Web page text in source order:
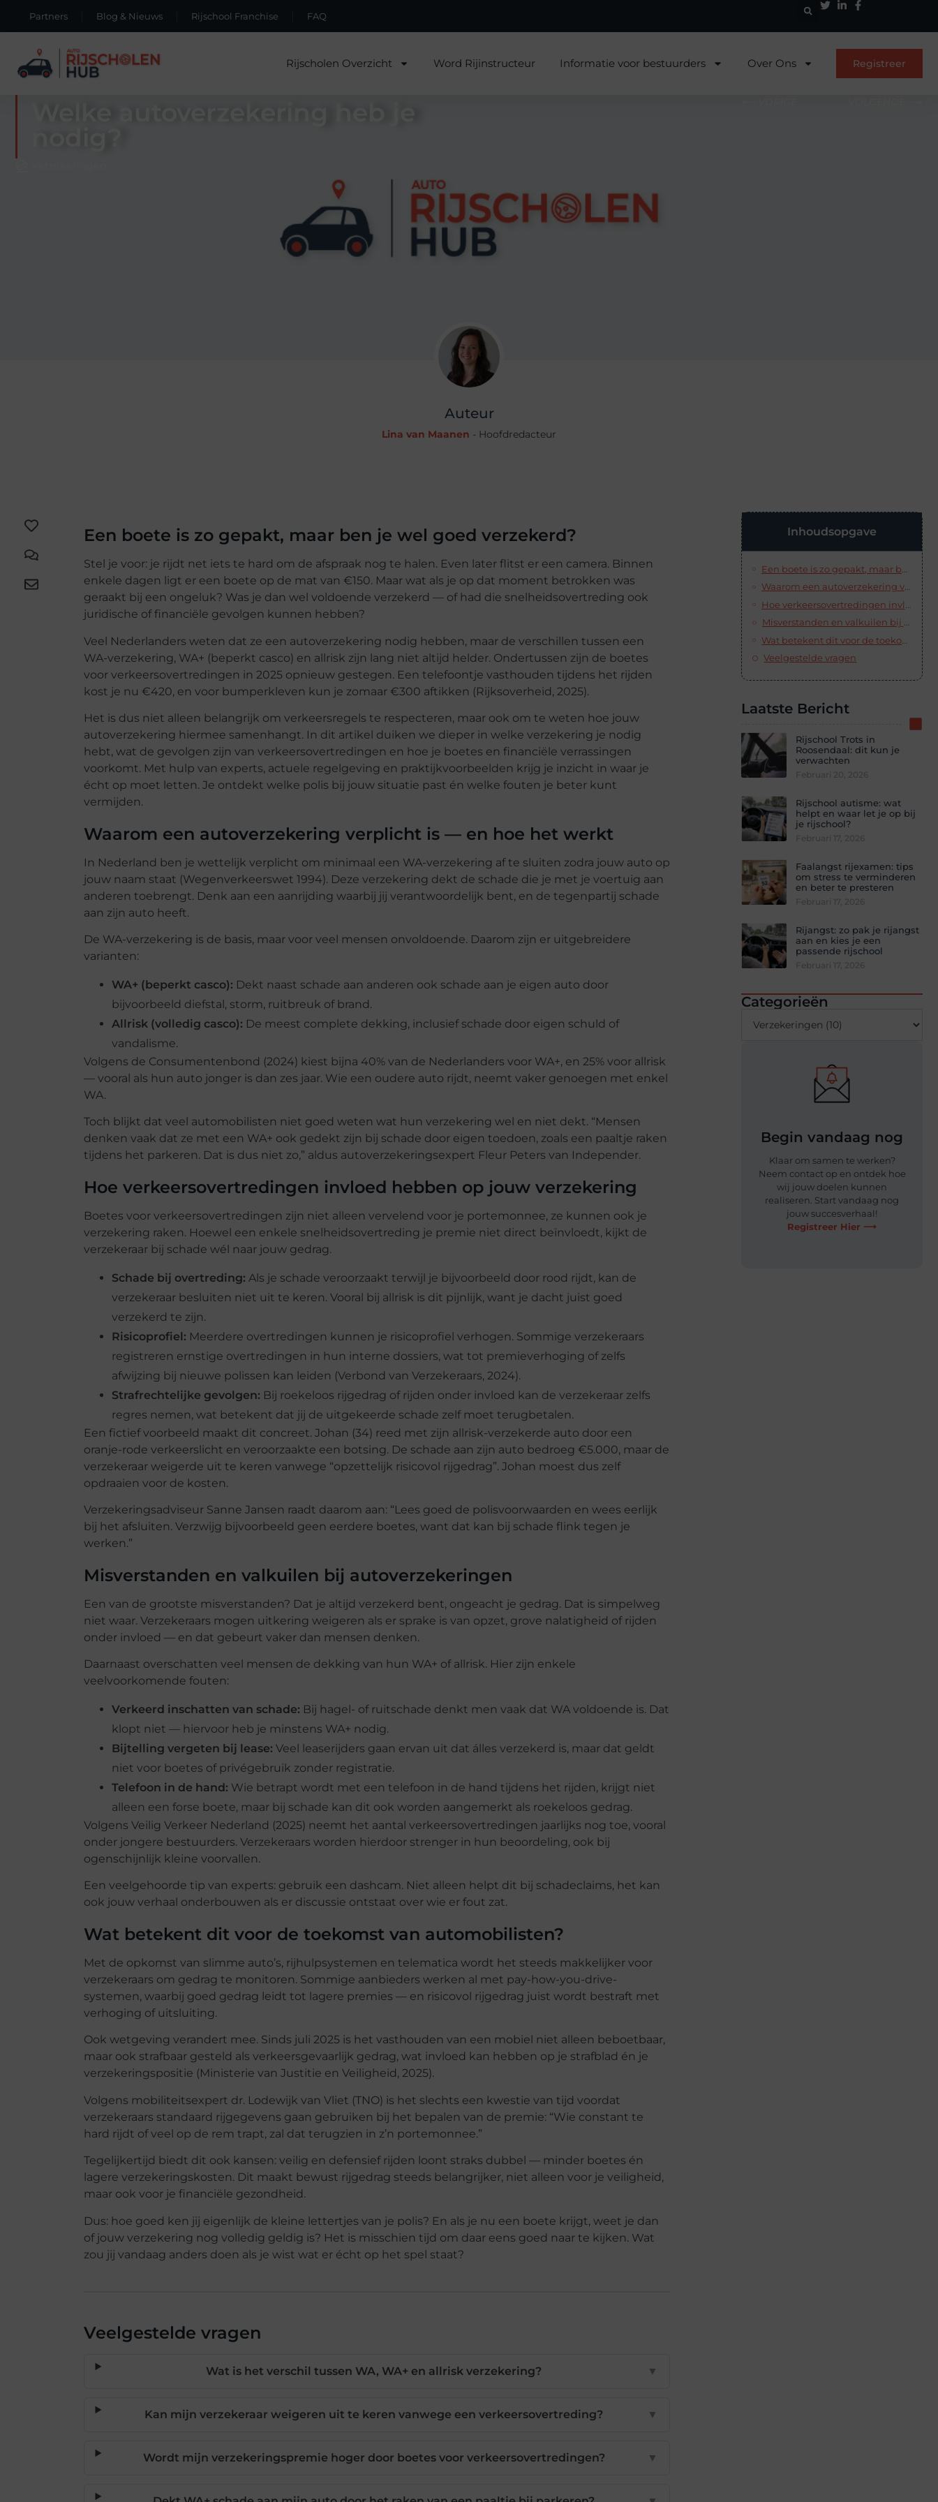
Partners Blog & Nieuws Rijschool Franchise FAQ
Rijscholen Overzicht Word Rijinstructeur Informatie voor bestuurders Over Ons Registreer
Auteur
Lina van Maanen - Hoofdredacteur
Een boete is zo gepakt, maar ben je wel goed verzekerd?
Stel je voor: je rijdt net iets te hard om de afspraak nog te halen. Even later flitst er een camera. Binnen
enkele dagen ligt er een boete op de mat van €150. Maar wat als je op dat moment betrokken was
geraakt bij een ongeluk? Was je dan wel voldoende verzekerd — of had die snelheidsovertreding ook
juridische of financiële gevolgen kunnen hebben?
Veel Nederlanders weten dat ze een autoverzekering nodig hebben, maar de verschillen tussen een
WA-verzekering, WA+ (beperkt casco) en allrisk zijn lang niet altijd helder. Ondertussen zijn de boetes
voor verkeersovertredingen in 2025 opnieuw gestegen. Een telefoontje vasthouden tijdens het rijden
kost je nu €420, en voor bumperkleven kun je zomaar €300 aftikken (Rijksoverheid, 2025).
Het is dus niet alleen belangrijk om verkeersregels te respecteren, maar ook om te weten hoe jouw
autoverzekering hiermee samenhangt. In dit artikel duiken we dieper in welke verzekering je nodig
hebt, wat de gevolgen zijn van verkeersovertredingen en hoe je boetes en financiële verrassingen
voorkomt. Met hulp van experts, actuele regelgeving en praktijkvoorbeelden krijg je inzicht in waar je
écht op moet letten. Je ontdekt welke polis bij jouw situatie past én welke fouten je beter kunt
vermijden.
Waarom een autoverzekering verplicht is — en hoe het werkt
In Nederland ben je wettelijk verplicht om minimaal een WA-verzekering af te sluiten zodra jouw auto op
jouw naam staat (Wegenverkeerswet 1994). Deze verzekering dekt de schade die je met je voertuig aan
anderen toebrengt. Denk aan een aanrijding waarbij jij verantwoordelijk bent, en de tegenpartij schade
aan zijn auto heeft.
De WA-verzekering is de basis, maar voor veel mensen onvoldoende. Daarom zijn er uitgebreidere
varianten:
WA+ (beperkt casco): Dekt naast schade aan anderen ook schade aan je eigen auto door
bijvoorbeeld diefstal, storm, ruitbreuk of brand.
Allrisk (volledig casco): De meest complete dekking, inclusief schade door eigen schuld of
vandalisme.
Volgens de Consumentenbond (2024) kiest bijna 40% van de Nederlanders voor WA+, en 25% voor allrisk
— vooral als hun auto jonger is dan zes jaar. Wie een oudere auto rijdt, neemt vaker genoegen met enkel
WA.
Toch blijkt dat veel automobilisten niet goed weten wat hun verzekering wel en niet dekt. “Mensen
denken vaak dat ze met een WA+ ook gedekt zijn bij schade door eigen toedoen, zoals een paaltje raken
tijdens het parkeren. Dat is dus niet zo,” aldus autoverzekeringsexpert Fleur Peters van Independer.
Hoe verkeersovertredingen invloed hebben op jouw verzekering
Boetes voor verkeersovertredingen zijn niet alleen vervelend voor je portemonnee, ze kunnen ook je
verzekering raken. Hoewel een enkele snelheidsovertreding je premie niet direct beïnvloedt, kijkt de
verzekeraar bij schade wél naar jouw gedrag.
Schade bij overtreding: Als je schade veroorzaakt terwijl je bijvoorbeeld door rood rijdt, kan de
verzekeraar besluiten niet uit te keren. Vooral bij allrisk is dit pijnlijk, want je dacht juist goed
verzekerd te zijn.
Risicoprofiel: Meerdere overtredingen kunnen je risicoprofiel verhogen. Sommige verzekeraars
registreren ernstige overtredingen in hun interne dossiers, wat tot premieverhoging of zelfs
afwijzing bij nieuwe polissen kan leiden (Verbond van Verzekeraars, 2024).
Strafrechtelijke gevolgen: Bij roekeloos rijgedrag of rijden onder invloed kan de verzekeraar zelfs
regres nemen, wat betekent dat jij de uitgekeerde schade zelf moet terugbetalen.
Een fictief voorbeeld maakt dit concreet. Johan (34) reed met zijn allrisk-verzekerde auto door een
oranje-rode verkeerslicht en veroorzaakte een botsing. De schade aan zijn auto bedroeg €5.000, maar de
verzekeraar weigerde uit te keren vanwege “opzettelijk risicovol rijgedrag”. Johan moest dus zelf
opdraaien voor de kosten.
Verzekeringsadviseur Sanne Jansen raadt daarom aan: “Lees goed de polisvoorwaarden en wees eerlijk
bij het afsluiten. Verzwijg bijvoorbeeld geen eerdere boetes, want dat kan bij schade flink tegen je
werken.”
Misverstanden en valkuilen bij autoverzekeringen
Een van de grootste misverstanden? Dat je altijd verzekerd bent, ongeacht je gedrag. Dat is simpelweg
niet waar. Verzekeraars mogen uitkering weigeren als er sprake is van opzet, grove nalatigheid of rijden
onder invloed — en dat gebeurt vaker dan mensen denken.
Daarnaast overschatten veel mensen de dekking van hun WA+ of allrisk. Hier zijn enkele
veelvoorkomende fouten:
Verkeerd inschatten van schade: Bij hagel- of ruitschade denkt men vaak dat WA voldoende is. Dat
klopt niet — hiervoor heb je minstens WA+ nodig.
Bijtelling vergeten bij lease: Veel leaserijders gaan ervan uit dat álles verzekerd is, maar dat geldt
niet voor boetes of privégebruik zonder registratie.
Telefoon in de hand: Wie betrapt wordt met een telefoon in de hand tijdens het rijden, krijgt niet
alleen een forse boete, maar bij schade kan dit ook worden aangemerkt als roekeloos gedrag.
Volgens Veilig Verkeer Nederland (2025) neemt het aantal verkeersovertredingen jaarlijks nog toe, vooral
onder jongere bestuurders. Verzekeraars worden hierdoor strenger in hun beoordeling, ook bij
ogenschijnlijk kleine voorvallen.
Een veelgehoorde tip van experts: gebruik een dashcam. Niet alleen helpt dit bij schadeclaims, het kan
ook jouw verhaal onderbouwen als er discussie ontstaat over wie er fout zat.
Wat betekent dit voor de toekomst van automobilisten?
Met de opkomst van slimme auto’s, rijhulpsystemen en telematica wordt het steeds makkelijker voor
verzekeraars om gedrag te monitoren. Sommige aanbieders werken al met pay-how-you-drive-
systemen, waarbij goed gedrag leidt tot lagere premies — en risicovol rijgedrag juist wordt bestraft met
verhoging of uitsluiting.
Ook wetgeving verandert mee. Sinds juli 2025 is het vasthouden van een mobiel niet alleen beboetbaar,
maar ook strafbaar gesteld als verkeersgevaarlijk gedrag, wat invloed kan hebben op je strafblad én je
verzekeringspositie (Ministerie van Justitie en Veiligheid, 2025).
Volgens mobiliteitsexpert dr. Lodewijk van Vliet (TNO) is het slechts een kwestie van tijd voordat
verzekeraars standaard rijgegevens gaan gebruiken bij het bepalen van de premie: “Wie constant te
hard rijdt of veel op de rem trapt, zal dat terugzien in z’n portemonnee.”
Tegelijkertijd biedt dit ook kansen: veilig en defensief rijden loont straks dubbel — minder boetes én
lagere verzekeringskosten. Dit maakt bewust rijgedrag steeds belangrijker, niet alleen voor je veiligheid,
maar ook voor je financiële gezondheid.
Dus: hoe goed ken jij eigenlijk de kleine lettertjes van je polis? En als je nu een boete krijgt, weet je dan
of jouw verzekering nog volledig geldig is? Het is misschien tijd om daar eens goed naar te kijken. Wat
zou jij vandaag anders doen als je wist wat er écht op het spel staat?
Veelgestelde vragen
Wat is het verschil tussen WA, WA+ en allrisk verzekering? ▼
Kan mijn verzekeraar weigeren uit te keren vanwege een verkeersovertreding? ▼
Wordt mijn verzekeringspremie hoger door boetes voor verkeersovertredingen? ▼
Inhoudsopgave
Waarom een autoverzekering verplicht is — en hoe het werkt
Veelgestelde vragen
Laatste Bericht
Rijschool Trots in
Roosendaal: dit kun je
verwachten
Rijschool autisme: wat
helpt en waar let je op bij
je rijschool?
Faalangst rijexamen: tips
om stress te verminderen
en beter te presteren
Rijangst: zo pak je rijangst
aan en kies je een
passende rijschool
Categorieën
Begin vandaag nog
Klaar om samen te werken?
Neem contact op en ontdek hoe
wij jouw doelen kunnen
realiseren. Start vandaag nog
jouw succesverhaal!
Registreer Hier ⟶